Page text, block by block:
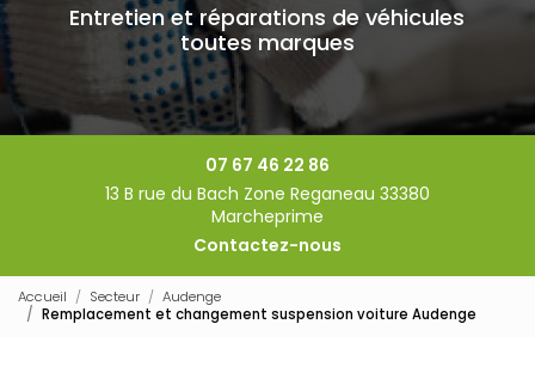
Entretien et réparations de véhicules
toutes marques
07 67 46 22 86
13 B rue du Bach Zone Reganeau 33380
Marcheprime
Contactez-nous
Accueil Secteur
Audenge
Remplacement et changement suspension voiture Audenge